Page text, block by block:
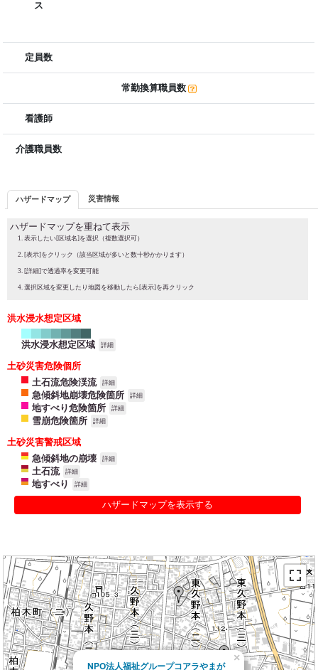
ス
定員数
常勤換算職員数
看護師
介護職員数
ハザードマップ 災害情報
ハザードマップを重ねて表示
表示したい[区域名]を選択（複数選択可）
[表示]をクリック（該当区域が多いと数十秒かかります）
[詳細]で透過率を変更可能
選択区域を変更したり地図を移動したら[表示]を再クリック
洪水浸水想定区域
洪水浸水想定区域 詳細
土砂災害危険個所
土石流危険渓流
詳細
急傾斜地崩壊危険箇所 詳細
地すべり危険箇所 詳細
雪崩危険箇所 詳細
土砂災害警戒区域
急傾斜地の崩壊
詳細
土石流 詳細
地すべり 詳細
ハザードマップを表示する
NPO法人福祉グループコアラやまが
×